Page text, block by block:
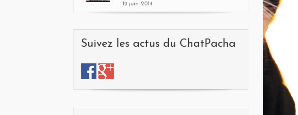
19 juin 2014
Suivez les actus du ChatPacha